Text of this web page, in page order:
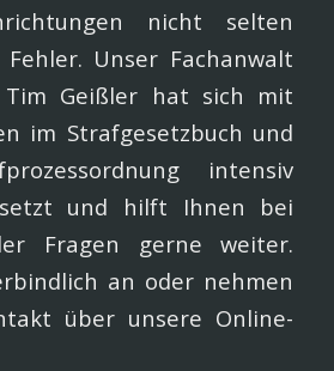
nicht selten
Unser Fachanwalt
Geißler hat sich mit
im Strafgesetzbuch und
intensiv
und hilft Ihnen bei
Fragen gerne weiter.
an oder nehmen
über unsere Online-